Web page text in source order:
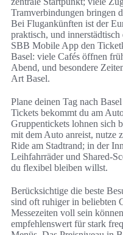
Tramverbindungen bringen
Bei Flugankünften ist der
praktisch, und
SBB Mobile App den
Basel: viele Cafés öffnen
Abend, und besondere
Art Basel.
Plane deinen Tag nach
Tickets bekommt du am
Gruppentickets lohnen sich
mit dem Auto anreist, nutze
Ride am Stadtrand; in der
Leihfahrräder und Shared-
du flexibel bleiben willst.
Berücksichtige die beste
sind oft ruhiger in beliebten
Messezeiten voll sein
empfehlenswert für stark